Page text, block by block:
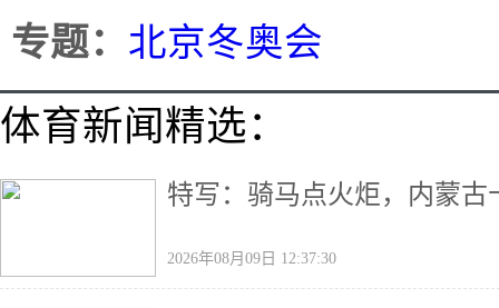
专题： 北京冬奥会
体育新闻精选：
特写：骑马点火炬，内蒙古
2026年08月09日 12:37:30